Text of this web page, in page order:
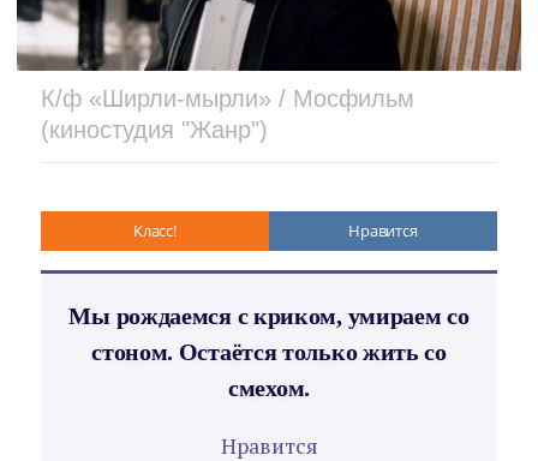
К/ф «Ширли-мырли» / Мосфильм
(киностудия "Жанр")
Класс! Нравится
Мы рождаемся с криком, умираем со
стоном. Остаётся только жить со
смехом.
Нравится